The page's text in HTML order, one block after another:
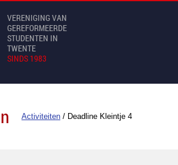
VERENIGING VAN
GEREFORMEERDE
STUDENTEN IN
TWENTE
SINDS 1983
Activiteiten / Deadline Kleintje 4